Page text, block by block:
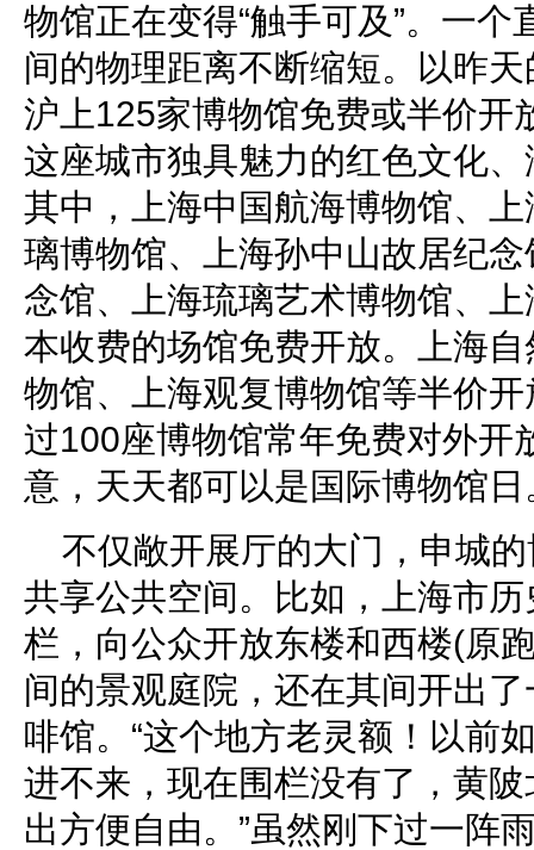
物馆正在变得“触手可及”。一
间的物理距离不断缩短。以昨
沪上125家博物馆免费或半价开
这座城市独具魅力的红色文化
其中，上海中国航海博物馆、
璃博物馆、上海孙中山故居纪
念馆、上海琉璃艺术博物馆、
本收费的场馆免费开放。上海
物馆、上海观复博物馆等半价
过100座博物馆常年免费对外
意，天天都可以是国际博物馆日
不仅敞开展厅的大门，申城
共享公共空间。比如，上海市
栏，向公众开放东楼和西楼(原
间的景观庭院，还在其间开出
啡馆。“这个地方老灵额！以前
进不来，现在围栏没有了，黄
出方便自由。”虽然刚下过一阵